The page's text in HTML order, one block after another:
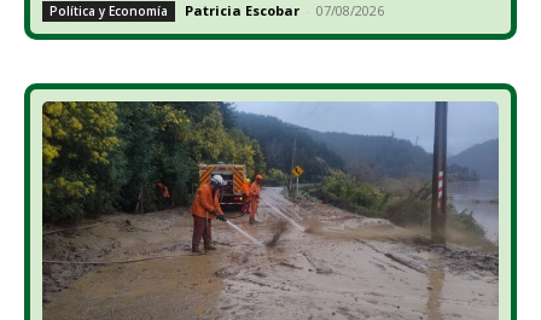
Política y Economía Patricia Escobar - 07/08/2026